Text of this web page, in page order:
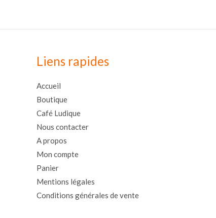
Liens rapides
Accueil
Boutique
Café Ludique
Nous contacter
A propos
Mon compte
Panier
Mentions légales
Conditions générales de vente